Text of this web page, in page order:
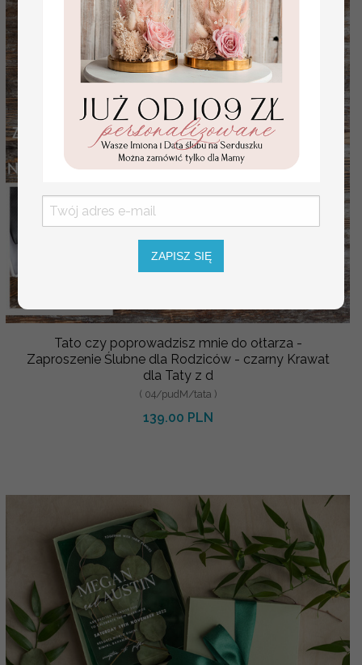
Tato czy poprowadzisz mnie do ołtarza -
Zaproszenie Ślubne dla Rodziców - czarny Krawat
dla Taty z d
( 04/pudM/tata )
139.00 PLN
ZAPISZ SIĘ